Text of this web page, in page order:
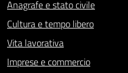
Anagrafe e stato civile
Cultura e tempo libero
Vita lavorativa
Imprese e commercio